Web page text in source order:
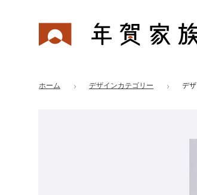
年賀家族 2027
ホーム デザインカテゴリー デ